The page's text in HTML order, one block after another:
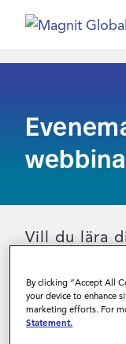
Lösningar
Leverantörer
Om oss
Login
Vill du lära
träffa våra
By clicking “Accept All
your device to enhance
marketing efforts. For
Statement.